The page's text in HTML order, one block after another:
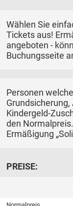
Wählen Sie
Tickets aus!
angeboten -
Buchungsseite
Personen
Kindergeld-
den
Ermäßigung
PREISE: